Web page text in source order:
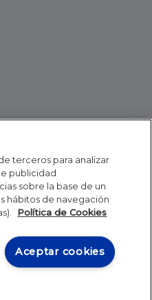
terceros para analizar
publicidad
sobre la base de un
hábitos de navegación
Política de Cookies
Aceptar cookies